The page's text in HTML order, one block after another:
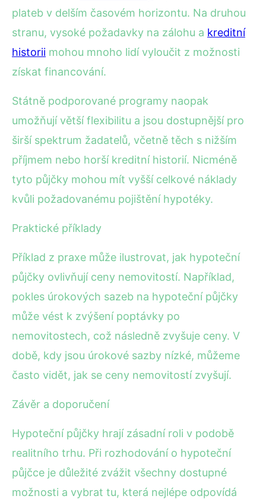
plateb v delším časovém horizontu. Na druhou
stranu, vysoké požadavky na zálohu a kreditní
historii mohou mnoho lidí vyloučit z možnosti
získat financování.
Státně podporované programy naopak
umožňují větší flexibilitu a jsou dostupnější pro
širší spektrum žadatelů, včetně těch s nižším
příjmem nebo horší kreditní historií. Nicméně
tyto půjčky mohou mít vyšší celkové náklady
kvůli požadovanému pojištění hypotéky.
Praktické příklady
Příklad z praxe může ilustrovat, jak hypoteční
půjčky ovlivňují ceny nemovitostí. Například,
pokles úrokových sazeb na hypoteční půjčky
může vést k zvýšení poptávky po
nemovitostech, což následně zvyšuje ceny. V
době, kdy jsou úrokové sazby nízké, můžeme
často vidět, jak se ceny nemovitostí zvyšují.
Závěr a doporučení
Hypoteční půjčky hrají zásadní roli v podobě
realitního trhu. Při rozhodování o hypoteční
půjčce je důležité zvážit všechny dostupné
možnosti a vybrat tu, která nejlépe odpovídá